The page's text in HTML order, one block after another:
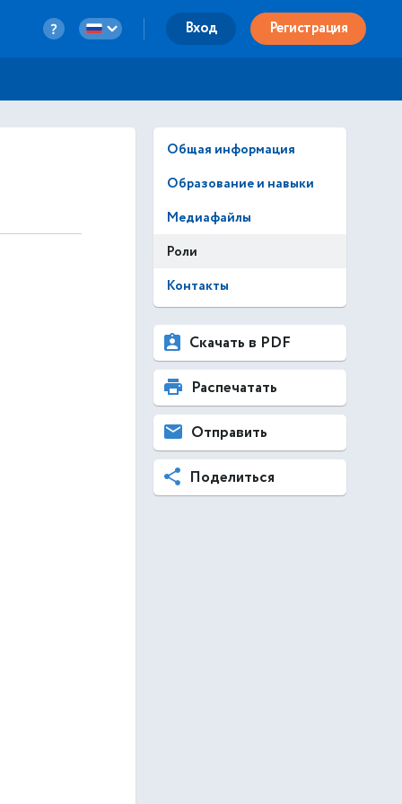
Вход Регистрация
Общая информация
Образование и навыки
Медиафайлы
Роли
Контакты
Скачать в PDF
Распечатать
Отправить
Поделиться